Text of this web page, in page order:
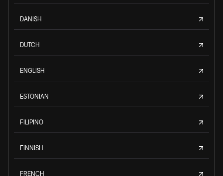
DANISH
DUTCH
ENGLISH
ESTONIAN
FILIPINO
FINNISH
FRENCH